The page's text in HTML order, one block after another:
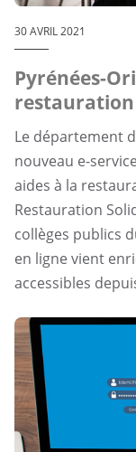
30 AVRIL 2021
Pyrénées-
restauration
Le département
nouveau e-
aides à la
Restauration
collèges publics
en ligne vient
accessibles